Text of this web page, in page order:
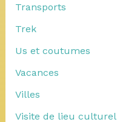
Transports
Trek
Us et coutumes
Vacances
Villes
Visite de lieu culturel